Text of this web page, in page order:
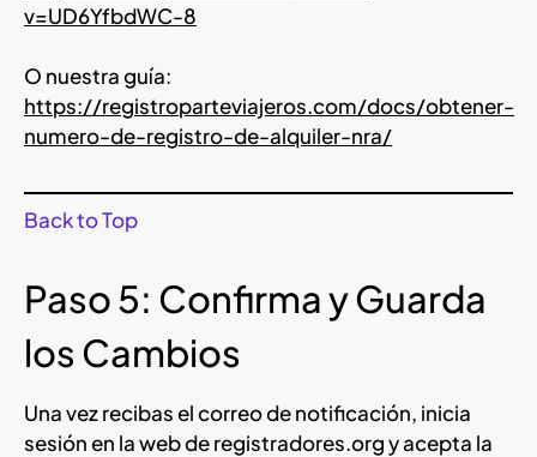
v=UD6YfbdWC-8
O nuestra guía:
https://registroparteviajeros.com/docs/obtener-
numero-de-registro-de-alquiler-nra/
Back to Top
Paso 5: Confirma y Guarda
los Cambios
Una vez recibas el correo de notificación, inicia
sesión en la web de registradores.org y acepta la